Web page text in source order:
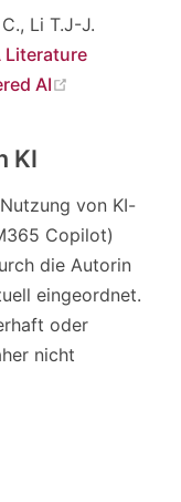
Li T.J-J.
Literature
AI
KI
von KI-
Copilot)
die Autorin
eingeordnet.
oder
nicht